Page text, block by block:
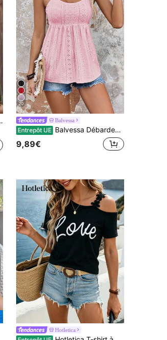
20
Balvessa
Entrepôt UE Balvessa Débardeur décontracté en maille brodée pour femmes
9,89€
Hotletica